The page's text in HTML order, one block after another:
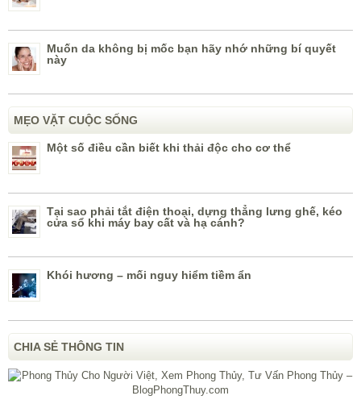
Muốn da không bị mốc bạn hãy nhớ những bí quyết
này
MẸO VẶT CUỘC SỐNG
Một số điều cần biết khi thải độc cho cơ thể
Tại sao phải tắt điện thoại, dựng thẳng lưng ghế, kéo
cửa sổ khi máy bay cất và hạ cánh?
Khói hương – mối nguy hiểm tiềm ẩn
CHIA SẺ THÔNG TIN